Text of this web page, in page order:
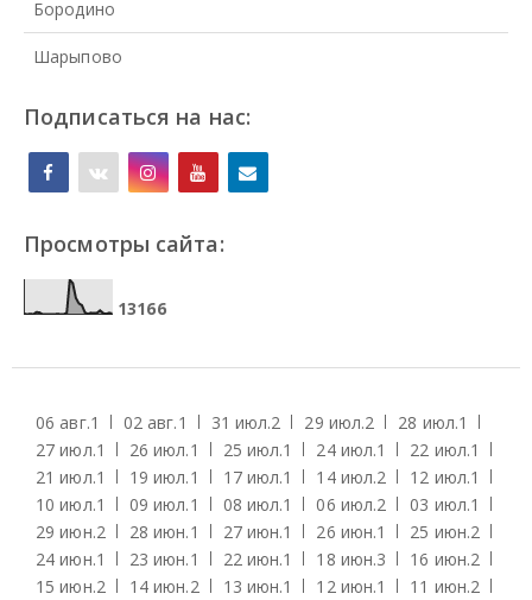
Бородино
Шарыпово
Подписаться на нас:
Просмотры сайта:
13166
06 авг.1 02 авг.1 31 июл.2 29 июл.2 28 июл.1
27 июл.1 26 июл.1 25 июл.1 24 июл.1 22 июл.1
21 июл.1 19 июл.1 17 июл.1 14 июл.2 12 июл.1
10 июл.1 09 июл.1 08 июл.1 06 июл.2 03 июл.1
29 июн.2 28 июн.1 27 июн.1 26 июн.1 25 июн.2
24 июн.1 23 июн.1 22 июн.1 18 июн.3 16 июн.2
15 июн.2 14 июн.2 13 июн.1 12 июн.1 11 июн.2